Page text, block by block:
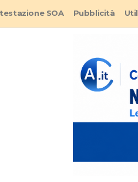
SOA Pubblicità